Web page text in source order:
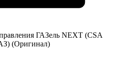
ГАЗель NEXT (CSA
(Оригинал)